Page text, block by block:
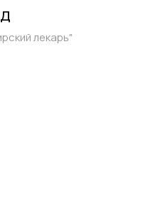
лекарь"